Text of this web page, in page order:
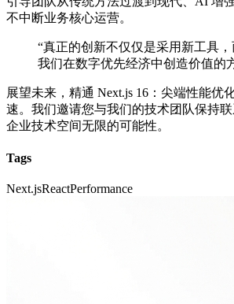
不中断业务核心运营。
“真正的创新不仅仅是采用新工具
我们在数字优先经济中创造价值的
展望未来，精通 Next.js 16：尖端性能优
速。我们邀请您与我们的技术团队保持
企业技术空间无限的可能性。
Tags
Next.jsReactPerformance